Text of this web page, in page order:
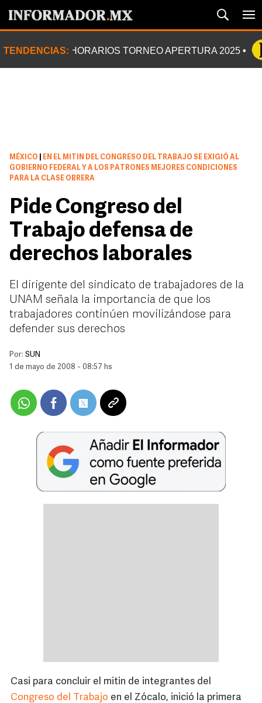
TENDENCIAS: HORARIOS TORNEO APERTURA 2025
MÉXICO
EN EL MITIN DEL CONGRESO DEL TRABAJO SE EXIGIÓ AL
GOBIERNO FEDERAL Y A LOS PATRONES MEJORES CONDICIONES
PARA LA CLASE OBRERA
Pide Congreso del
Trabajo defensa de
derechos laborales
El dirigente del sindicato de trabajadores de la
UNAM señala la importancia de que los
trabajadores continúen movilizándose para
defender sus derechos
Por: SUN
1 de mayo de 2008 - 08:57 hs
Casi para concluir el mitin de integrantes del
Congreso del Trabajo en el Zócalo, inició la primera